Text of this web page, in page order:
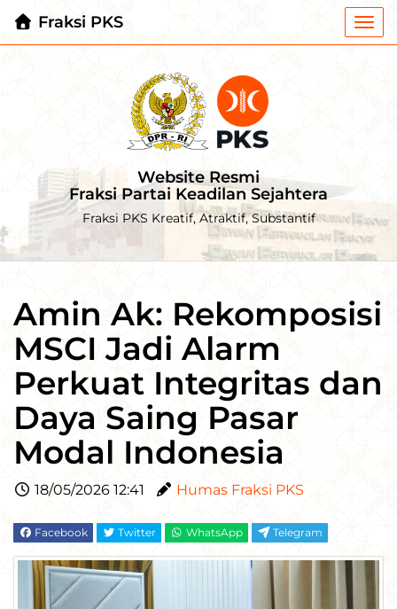
Fraksi PKS
Website Resmi
Fraksi Partai Keadilan Sejahtera
Fraksi PKS Kreatif, Atraktif, Substantif
Amin Ak: Rekomposisi
MSCI Jadi Alarm
Perkuat Integritas dan
Daya Saing Pasar
Modal Indonesia
18/05/2026 12:41 Humas Fraksi PKS
Facebook Twitter WhatsApp Telegram